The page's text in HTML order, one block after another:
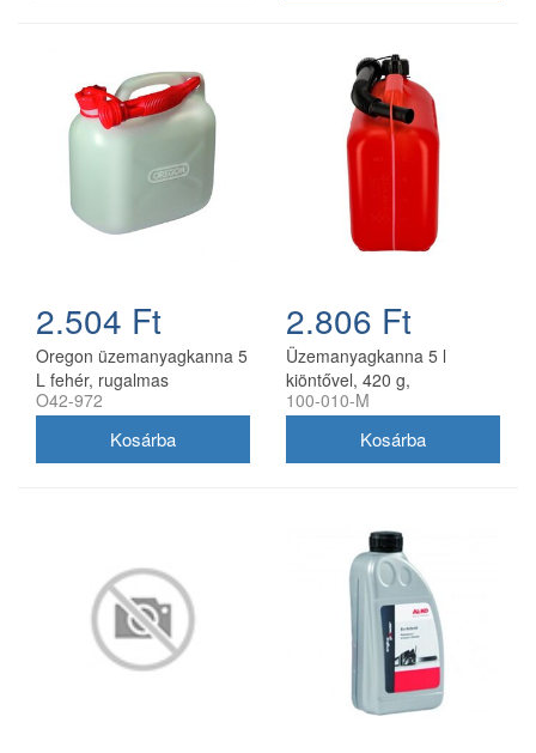
2.504 Ft
Oregon üzemanyagkanna 5
L fehér, rugalmas
kifolyócsővel
O42-972
2.806 Ft
Üzemanyagkanna 5 l
kiöntővel, 420 g,
utángyártott
100-010-M